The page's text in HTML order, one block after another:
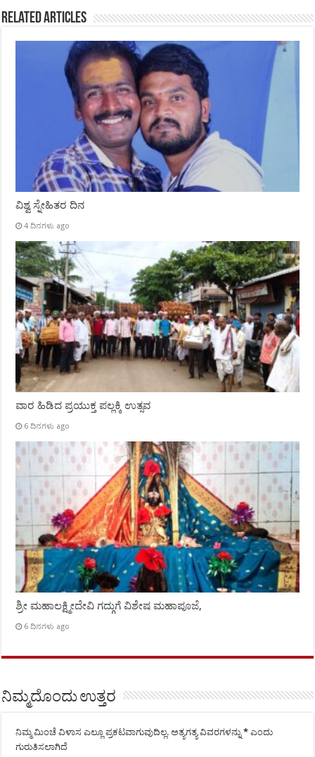
Related Articles
ವಿಶ್ವ ಸ್ನೇಹಿತರ ದಿನ
4 ದಿನಗಳು ago
ವಾರ ಹಿಡಿದ ಪ್ರಯುಕ್ತ ಪಲ್ಲಕ್ಕಿ ಉತ್ಸವ
6 ದಿನಗಳು ago
ಶ್ರೀ ಮಹಾಲಕ್ಷ್ಮೀದೇವಿ ಗದ್ಗುಗೆ ವಿಶೇಷ ಮಹಾಪೂಜೆ,
6 ದಿನಗಳು ago
ನಿಮ್ಮದೊಂದು ಉತ್ತರ
ನಿಮ್ಮ ಮಿಂಚೆ ವಿಳಾಸ ಎಲ್ಲೂ ಪ್ರಕಟವಾಗುವುದಿಲ್ಲ. ಅತ್ಯಗತ್ಯ ವಿವರಗಳನ್ನು* ಎಂದು
ಗುರುತಿಸಲಾಗಿದೆ